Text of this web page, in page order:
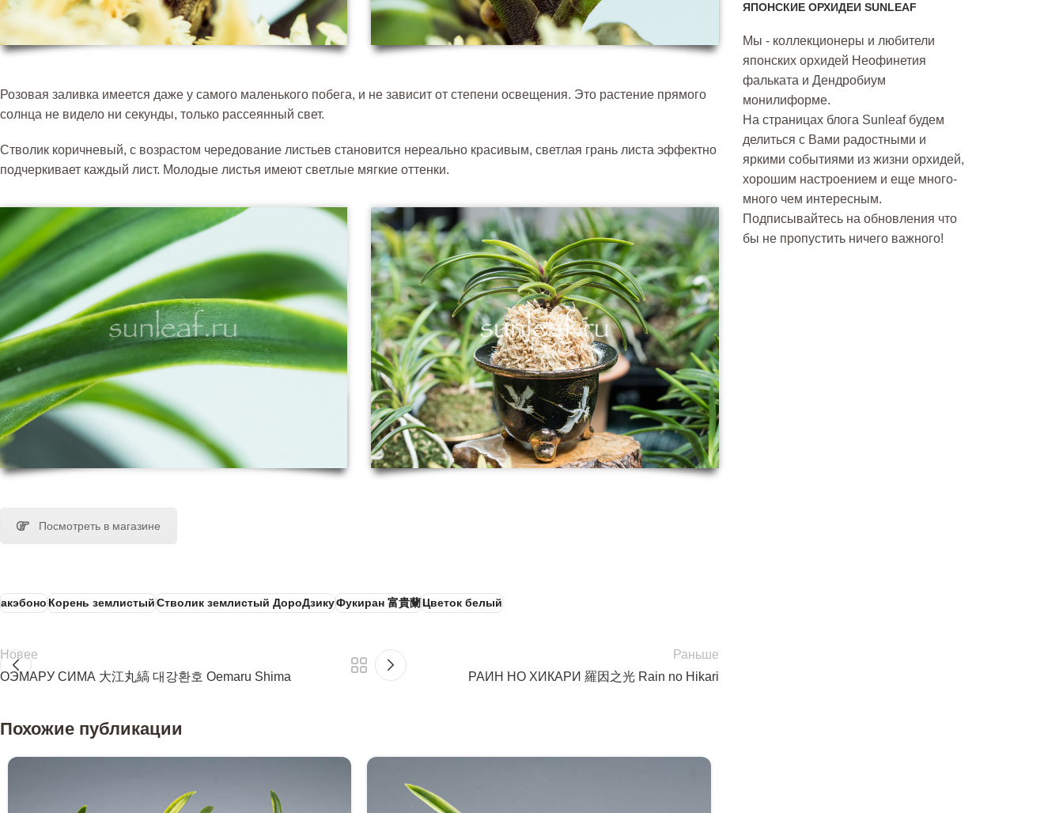
Розовая заливка имеется даже у самого маленького побега, и не зависит от степени освещения. Это растение прямого
солнца не видело ни секунды, только рассеянный свет.
Стволик коричневый, с возрастом чередование листьев становится нереально красивым, светлая грань листа эффектно
подчеркивает каждый лист. Молодые листья имеют светлые мягкие оттенки.
Посмотреть в магазине
акэбоноКорень землистыйСтволик землистый ДороДзикуФукиран 富貴蘭Цветок белый
Новее
ОЭМАРУ СИМА 大江丸縞 대강환호 Oemaru Shima
Раньше
РАИН НО ХИКАРИ 羅因之光 Rain no Hikari
Похожие публикации
ЯПОНСКИЕ ОРХИДЕИ SUNLEAF
Мы - коллекционеры и любители
японских орхидей Неофинетия
фальката и Дендробиум
монилиформе.
На страницах блога Sunleaf будем
делиться с Вами радостными и
яркими событиями из жизни орхидей,
хорошим настроением и еще много-
много чем интересным.
Подписывайтесь на обновления что
бы не пропустить ничего важного!